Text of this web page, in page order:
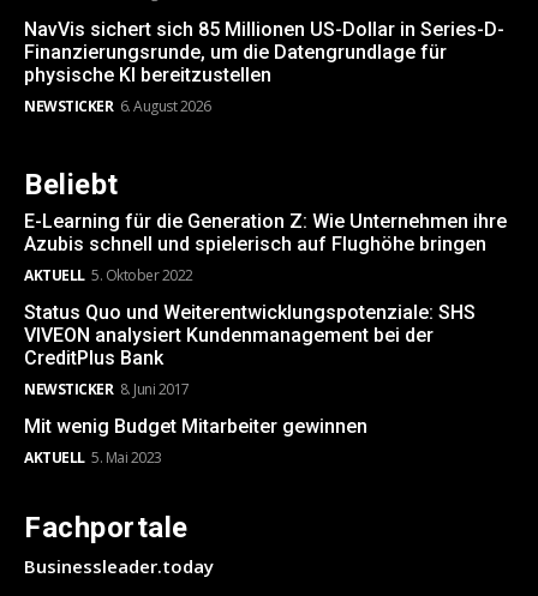
NavVis sichert sich 85 Millionen US-Dollar in Series-D-
Finanzierungsrunde, um die Datengrundlage für
physische KI bereitzustellen
NEWSTICKER 6. August 2026
Beliebt
E-Learning für die Generation Z: Wie Unternehmen ihre
Azubis schnell und spielerisch auf Flughöhe bringen
AKTUELL 5. Oktober 2022
Status Quo und Weiterentwicklungspotenziale: SHS
VIVEON analysiert Kundenmanagement bei der
CreditPlus Bank
NEWSTICKER 8. Juni 2017
Mit wenig Budget Mitarbeiter gewinnen
AKTUELL 5. Mai 2023
Fachportale
Businessleader.today